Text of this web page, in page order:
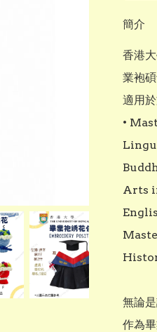
簡介
香港
業袍
適用
•
Arts
無論
作為